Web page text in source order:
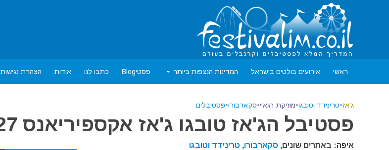
ראשי אירועים בולטים בישראל המדינות הנצפות ביותר פסטיBlog כתבו לנו אודות הצהרת נגישות
ג'אז•טרינידד וטובגו•מוזיקת רגאיי•סקארבורו•פסטיבלים
פסטיבל הג'אז טובגו ג'אז אקספיריאנס 2027
איפה: באתרים שונים, סקארבורו, טרינידד וטובגו